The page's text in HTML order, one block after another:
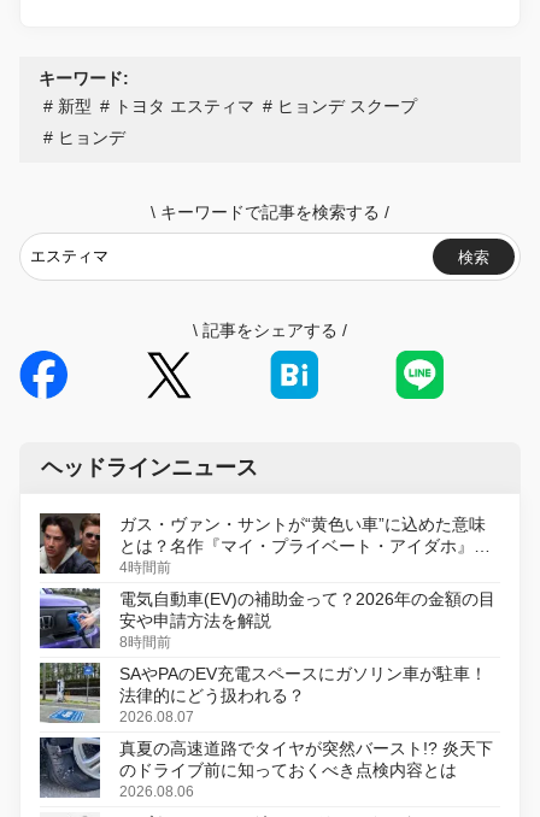
キーワード:
新型
トヨタ エスティマ
ヒョンデ スクープ
ヒョンデ
\ キーワードで記事を検索する /
検索
\ 記事をシェアする /
ヘッドラインニュース
ガス・ヴァン・サントが“黄色い車”に込めた意味
とは？名作『マイ・プライベート・アイダホ』が
初のデジタルリマスター版で復活
4時間前
電気自動車(EV)の補助金って？2026年の金額の目
安や申請方法を解説
8時間前
SAやPAのEV充電スペースにガソリン車が駐車！
法律的にどう扱われる？
2026.08.07
真夏の高速道路でタイヤが突然バースト!? 炎天下
のドライブ前に知っておくべき点検内容とは
2026.08.06